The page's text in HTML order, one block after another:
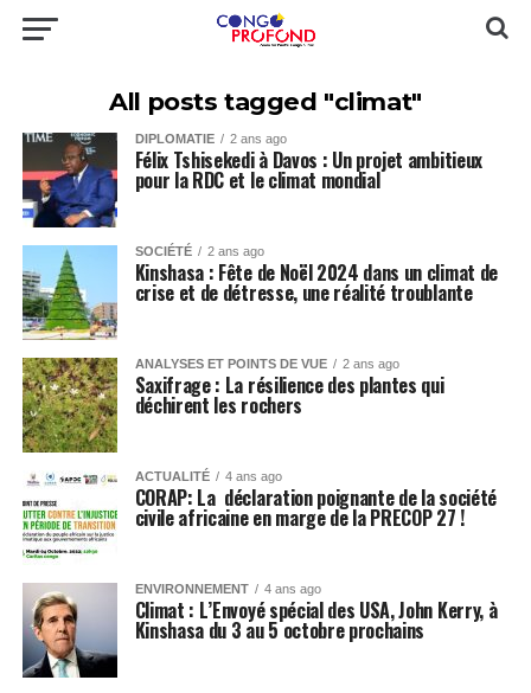
All posts tagged "climat"
DIPLOMATIE 2 ans ago
Félix Tshisekedi à Davos : Un projet ambitieux
pour la RDC et le climat mondial
SOCIÉTÉ 2 ans ago
Kinshasa : Fête de Noël 2024 dans un climat de
crise et de détresse, une réalité troublante
ANALYSES ET POINTS DE VUE 2 ans ago
Saxifrage : La résilience des plantes qui
déchirent les rochers
ACTUALITÉ 4 ans ago
CORAP: La déclaration poignante de la société
civile africaine en marge de la PRECOP 27 !
ENVIRONNEMENT 4 ans ago
Climat : L’Envoyé spécial des USA, John Kerry, à
Kinshasa du 3 au 5 octobre prochains